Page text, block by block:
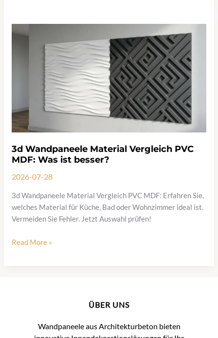
wetterfest:
Beton
3d Wandpaneele Material Vergleich PVC
MDF: Was ist besser?
2026-07-28
3d Wandpaneele Material Vergleich PVC MDF: Erfahren Sie,
welches Material für Küche, Bad oder Wohnzimmer ideal ist.
Vermeiden Sie Fehler. Jetzt Auswahl prüfen!
3d
besser?
Read More »
ÜBER UNS
Wandpaneele aus Architekturbeton bieten